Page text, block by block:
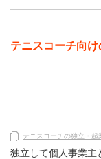
テニスコーチ向け
テニスコーチの独立・起
独立して個人事業主